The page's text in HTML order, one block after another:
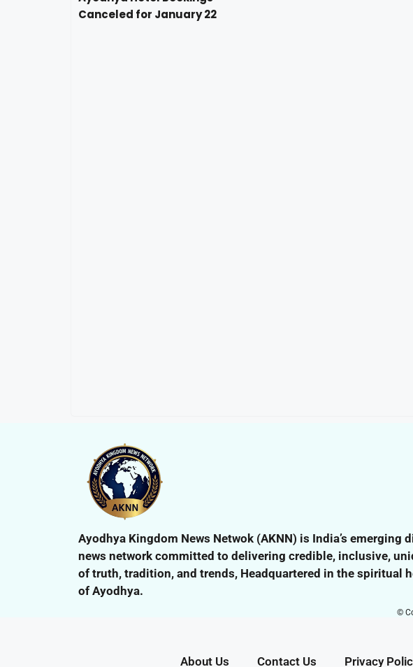
Canceled for January 22
Ayodhya Kingdom News Netwok (AKNN) is India’s emerging
news network committed to delivering credible, inclusive,
of truth, tradition, and trends, Headquartered in the spiritual
of Ayodhya.
©
About Us Contact Us Privacy